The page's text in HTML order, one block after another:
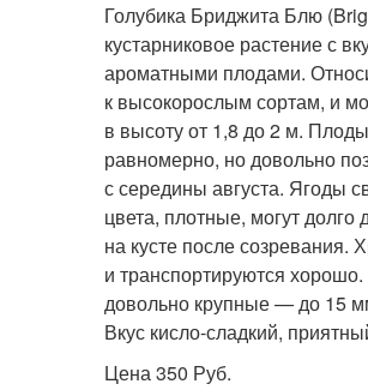
Голубика Бриджита Блю
кустарниковое растение с
ароматными плодами.
к высокорослым сортам, и
в высоту от 1,8 до 2 м.
равномерно, но довольно
с середины августа. Ягоды
цвета, плотные, могут долго
на кусте после созревания.
и транспортируются
довольно крупные — до 15
Вкус кисло-сладкий,
Цена 350 Руб.